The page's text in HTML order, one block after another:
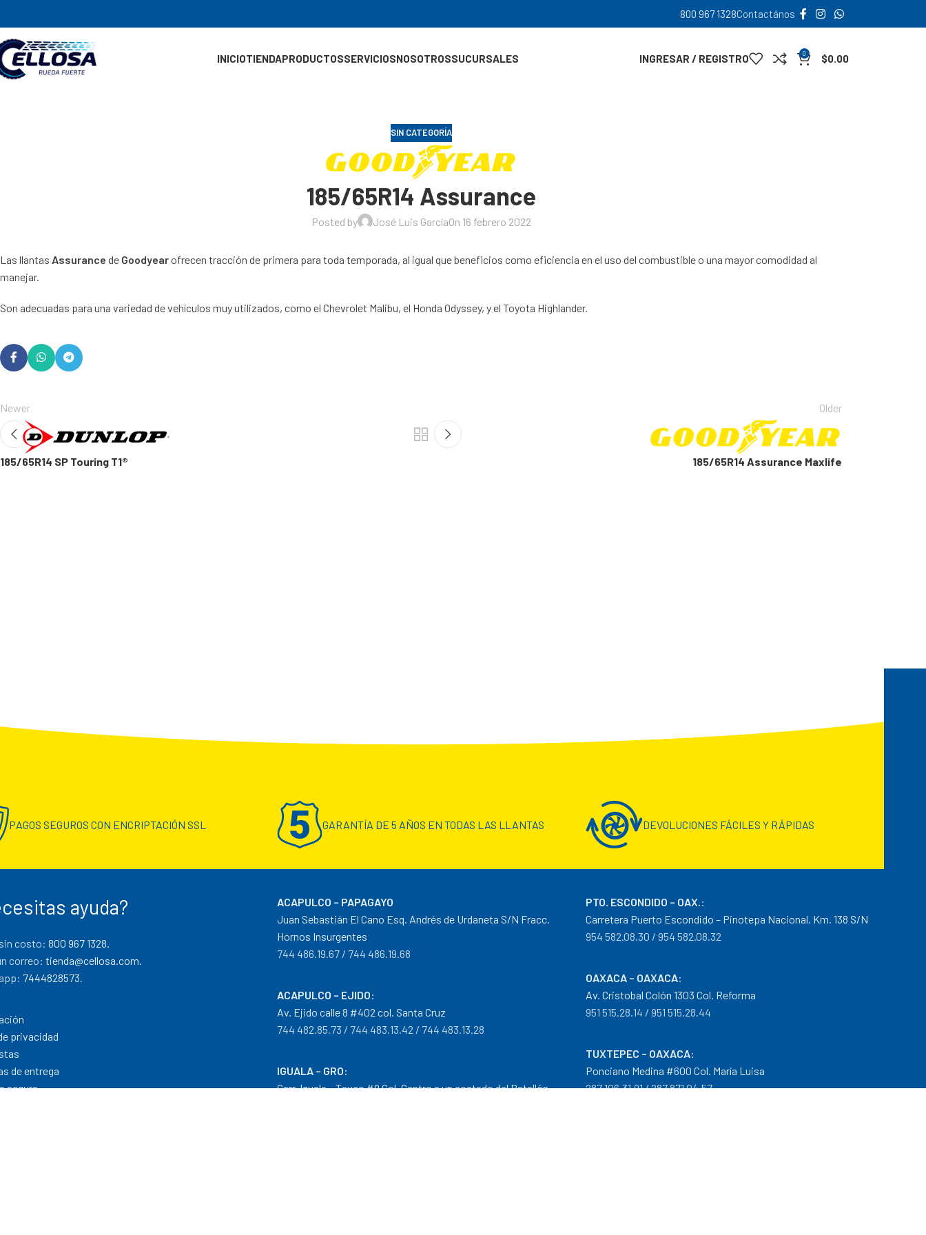
800 967 1328Contactános
INICIOTIENDAPRODUCTOSSERVICIOSNOSOTROSSUCURSALES INGRESAR / REGISTRO 0 $0.00
SIN CATEGORÍA
185/65R14 Assurance
Posted by José Luis GarcíaOn 16 febrero 2022
Las llantas Assurance de Goodyearofrecen tracción de primera para toda temporada, al igual que beneficios como eficiencia en el uso del combustible o una mayor comodidad al
manejar.
Son adecuadas para una variedad de vehículos muy utilizados, como el Chevrolet Malibu, el Honda Odyssey, y el Toyota Highlander.
Newer
185/65R14 SP Touring T1®
Older
185/65R14 Assurance Maxlife
PAGOS SEGUROS CON ENCRIPTACIÓN SSL GARANTÍA DE 5 AÑOS EN TODAS LAS LLANTAS DEVOLUCIONES FÁCILES Y RÁPIDAS
ayuda?
costo:800 967 1328.
correo:tienda@cellosa.com
7444828573
privacidad
de entrega
segura
ACAPULCO – PAPAGAYO
Juan Sebastián El Cano Esq. Andrés de Urdaneta S/N Fracc.
Hornos Insurgentes
744 486.19.67 / 744 486.19.68
ACAPULCO – EJIDO:
Av. Ejido calle 8 #402 col. Santa Cruz
744 482.85.73 / 744 483.13.42 / 744 483.13.28
IGUALA – GRO:
Carr. Iguala – Taxco #9 Col. Centro a un costado del Batallón
PTO. ESCONDIDO – OAX. :
Carretera Puerto Escondido – Pinotepa Nacional. Km. 138 S/N
954 582.08.30 / 954 582.08.32
OAXACA – OAXACA:
Av. Cristobal Colón 1303 Col. Reforma
951 515.28.14 / 951 515.28.44
TUXTEPEC – OAXACA:
Ponciano Medina #600 Col. María Luisa
287 106.31.91 / 287 871.04.57